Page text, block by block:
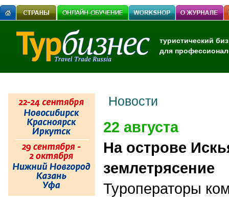
туристический
для
Новости
22 августа
На острове
землетрясение
Туроператоры